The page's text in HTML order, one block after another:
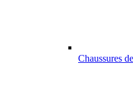
Chaussures